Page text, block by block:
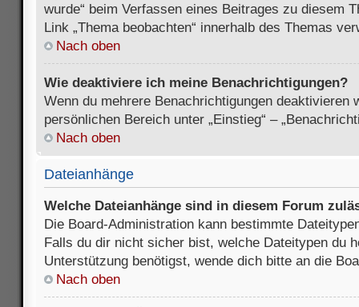
wurde“ beim Verfassen eines Beitrages zu diesem
Link „Thema beobachten“ innerhalb des Themas
Nach oben
Wie deaktiviere ich meine Benachrichtigungen?
Wenn du mehrere Benachrichtigungen deaktivieren
persönlichen Bereich unter „Einstieg“ –
Nach oben
Dateianhänge
Welche Dateianhänge sind in diesem Forum
Die Board-Administration kann bestimmte
Falls du dir nicht sicher bist, welche Dateitypen du
Unterstützung benötigst, wende dich bitte an die
Nach oben